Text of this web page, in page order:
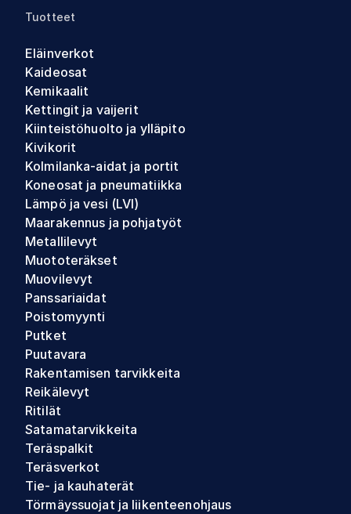
Tuotteet
Eläinverkot
Kaideosat
Kemikaalit
Kettingit ja vaijerit
Kiinteistöhuolto ja ylläpito
Kivikorit
Kolmilanka-aidat ja portit
Koneosat ja pneumatiikka
Lämpö ja vesi (LVI)
Maarakennus ja pohjatyöt
Metallilevyt
Muototeräkset
Muovilevyt
Panssariaidat
Poistomyynti
Putket
Puutavara
Rakentamisen tarvikkeita
Reikälevyt
Ritilät
Satamatarvikkeita
Teräspalkit
Teräsverkot
Tie- ja kauhaterät
Törmäyssuojat ja liikenteenohjaus